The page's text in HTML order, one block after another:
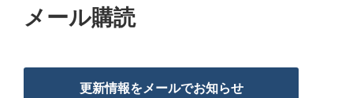
メール購読
更新情報をメールでお知らせ